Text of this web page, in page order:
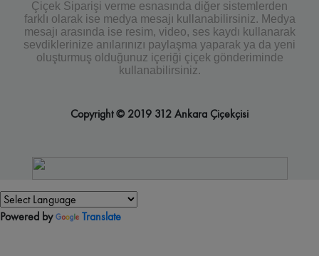
Çiçek Siparişi verme esnasında diğer sistemlerden
farklı olarak ise medya mesajı kullanabilirsiniz. Medya
mesajı arasında ise resim, video, ses kaydı kullanarak
sevdiklerinize anılarınızı paylaşma yaparak ya da yeni
oluşturmuş olduğunuz içeriği çiçek gönderiminde
kullanabilirsiniz.
Copyright © 2019 312 Ankara Çiçekçisi
Powered by Translate